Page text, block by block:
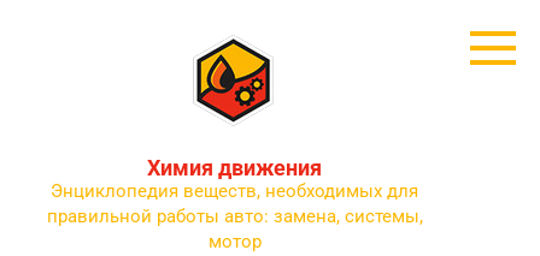
Химия движения
Энциклопедия веществ, необходимых для
правильной работы авто: замена, системы,
мотор